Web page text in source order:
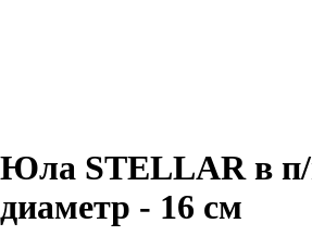
Юла STELLAR в п/
диаметр - 16 см